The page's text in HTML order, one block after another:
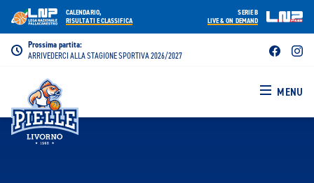
Prossima partita:
ARRIVEDERCI ALLA STAGIONE SPORTIVA 2026/2027
MENU
SERIE B
LIVE & ON DEMAND
CALENDARIO,
RISULTATI E CLASSIFICA